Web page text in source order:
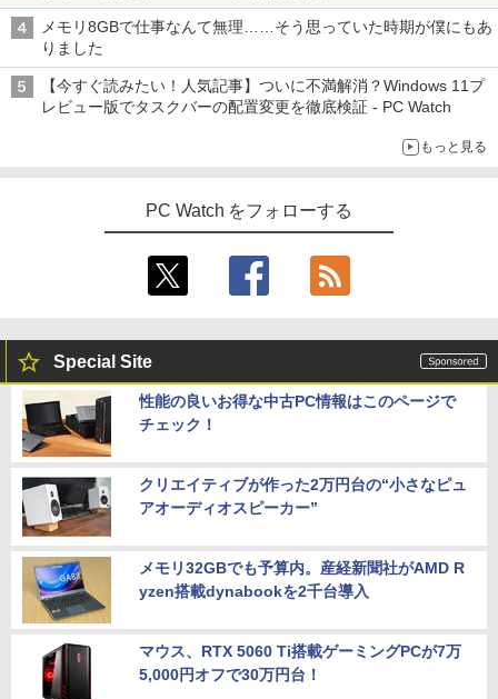
メモリ8GBで仕事なんて無理……そう思っていた時期が僕にもあ
りました
【今すぐ読みたい！人気記事】ついに不満解消？Windows 11プ
レビュー版でタスクバーの配置変更を徹底検証 - PC Watch
もっと見る
PC Watch をフォローする
Special Site
性能の良いお得な中古PC情報はこのページで
チェック！
クリエイティブが作った2万円台の“小さなピュ
アオーディオスピーカー”
メモリ32GBでも予算内。産経新聞社がAMD R
yzen搭載dynabookを2千台導入
マウス、RTX 5060 Ti搭載ゲーミングPCが7万
5,000円オフで30万円台！